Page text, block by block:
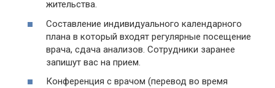
жительства.
Составление индивидуального календарного
плана в который входят регулярные посещение
врача, сдача анализов. Сотрудники заранее
запишут вас на прием.
Конференция с врачом (перевод во время